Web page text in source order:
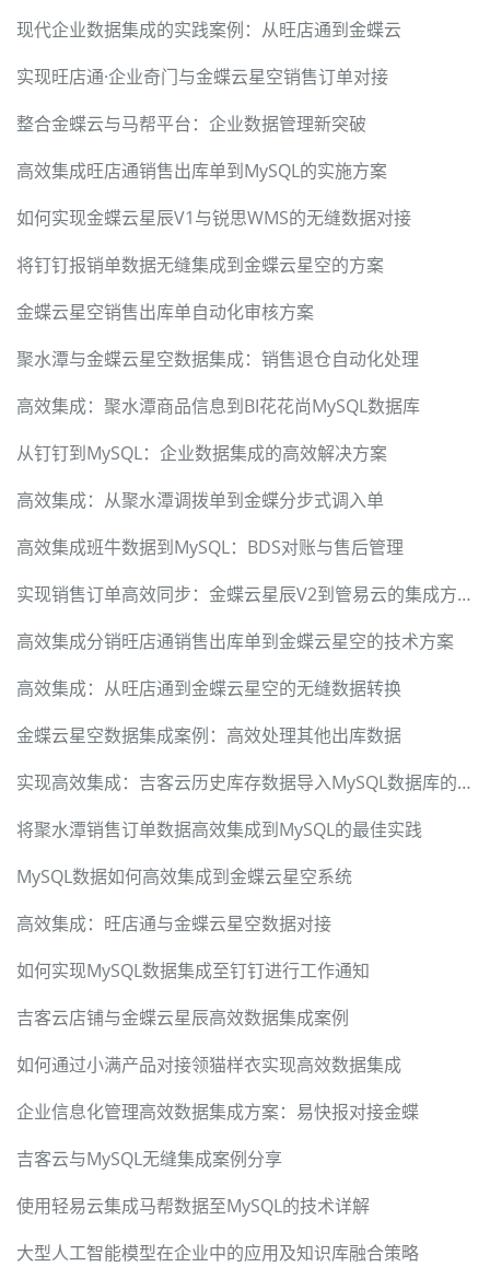
现代企业数据集成的实践案例：从旺店通到金蝶云
实现旺店通·企业奇门与金蝶云星空销售订单对接
整合金蝶云与马帮平台：企业数据管理新突破
高效集成旺店通销售出库单到MySQL的实施方案
如何实现金蝶云星辰V1与锐思WMS的无缝数据对接
将钉钉报销单数据无缝集成到金蝶云星空的方案
金蝶云星空销售出库单自动化审核方案
聚水潭与金蝶云星空数据集成：销售退仓自动化处理
高效集成：聚水潭商品信息到BI花花尚MySQL数据库
从钉钉到MySQL：企业数据集成的高效解决方案
高效集成：从聚水潭调拨单到金蝶分步式调入单
高效集成班牛数据到MySQL：BDS对账与售后管理
实现销售订单高效同步：金蝶云星辰V2到管易云的集成方案
高效集成分销旺店通销售出库单到金蝶云星空的技术方案
高效集成：从旺店通到金蝶云星空的无缝数据转换
金蝶云星空数据集成案例：高效处理其他出库数据
实现高效集成：吉客云历史库存数据导入MySQL数据库的方法
将聚水潭销售订单数据高效集成到MySQL的最佳实践
MySQL数据如何高效集成到金蝶云星空系统
高效集成：旺店通与金蝶云星空数据对接
如何实现MySQL数据集成至钉钉进行工作通知
吉客云店铺与金蝶云星辰高效数据集成案例
如何通过小满产品对接领猫样衣实现高效数据集成
企业信息化管理高效数据集成方案：易快报对接金蝶
吉客云与MySQL无缝集成案例分享
使用轻易云集成马帮数据至MySQL的技术详解
大型人工智能模型在企业中的应用及知识库融合策略